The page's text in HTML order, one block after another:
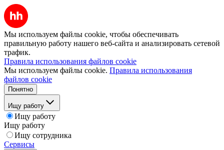
Мы используем файлы cookie, чтобы обеспечивать
правильную работу нашего веб-сайта и анализировать сетевой
трафик.
Правила использования файлов cookie
Мы используем файлы cookie. Правила использования
файлов cookie
Понятно
Ищу работу
Ищу работу
Ищу работу
Ищу сотрудника
Сервисы